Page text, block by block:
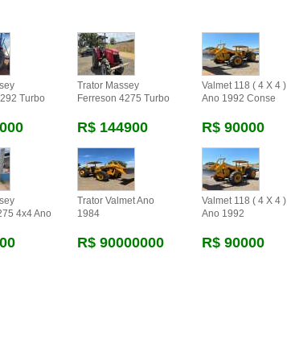
Turbo
Trator Massey
Ferreson 4275 Turbo
R$ 144900
Valmet 118 ( 4 X 4 )
Ano 1992 Conse
R$ 90000
4x4 Ano
Trator Valmet Ano
1984
R$ 90000000
Valmet 118 ( 4 X 4 )
Ano 1992
R$ 90000